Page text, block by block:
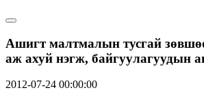
Ашигт малтмалын тусгай
аж ахуй нэгж, байгуулагуудын
2012-07-24 00:00:00